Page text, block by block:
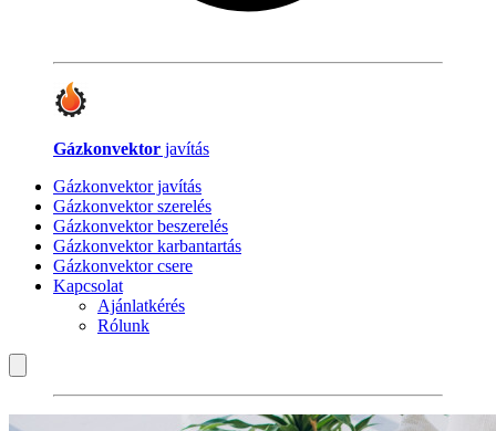
Gázkonvektor javítás
Gázkonvektor javítás
Gázkonvektor szerelés
Gázkonvektor beszerelés
Gázkonvektor karbantartás
Gázkonvektor csere
Kapcsolat
Ajánlatkérés
Rólunk